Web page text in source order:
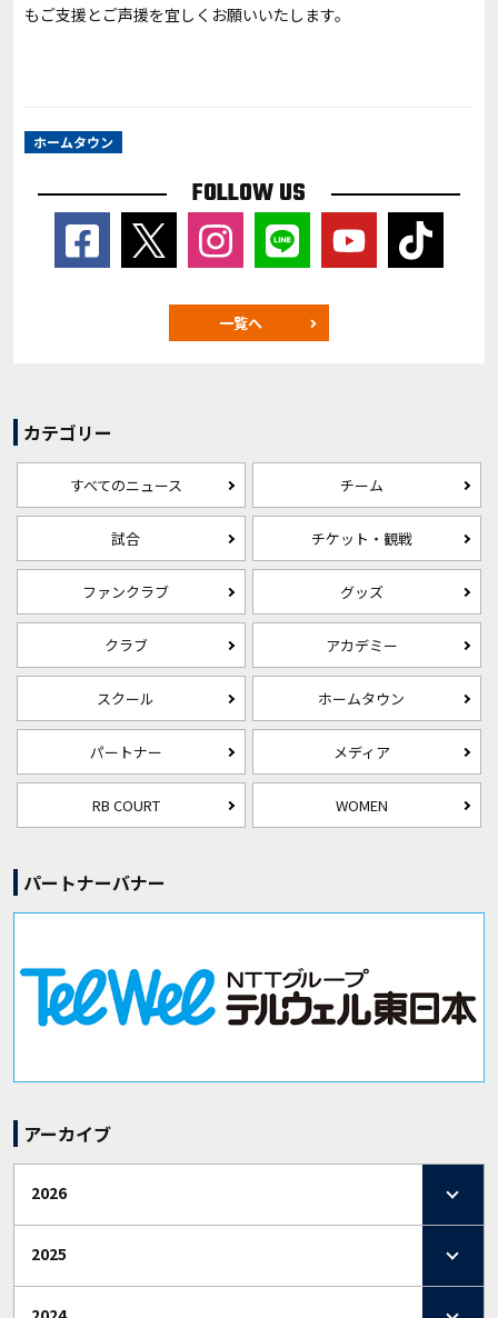
もご支援とご声援を宜しくお願いいたします。
ホームタウン
FOLLOW US
一覧へ
カテゴリー
すべてのニュース チーム
試合 チケット・観戦
ファンクラブ グッズ
クラブ アカデミー
スクール ホームタウン
パートナー メディア
RB COURT WOMEN
パートナーバナー
アーカイブ
2026
2025